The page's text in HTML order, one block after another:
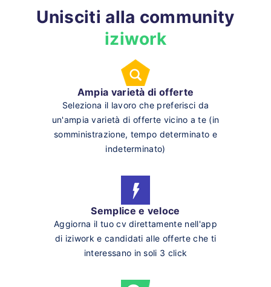
Unisciti alla community
iziwork
Ampia varietà di offerte
Seleziona il lavoro che preferisci da
un'ampia varietà di offerte vicino a te (in
somministrazione, tempo determinato e
indeterminato)
Semplice e veloce
Aggiorna il tuo cv direttamente nell'app
di iziwork e candidati alle offerte che ti
interessano in soli 3 click